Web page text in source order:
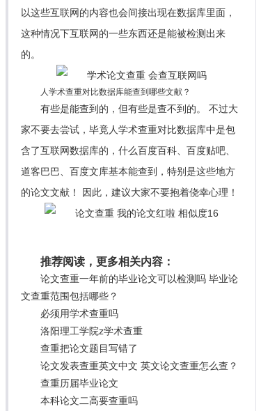
以这些互联网的内容也会间接出现在数据库里面，
这种情况下互联网的一些东西还是能被检测出来
的。
人学术查重对比数据库能查到哪些文献？
有些是能查到的，但有些是查不到的。 不过大
家不要去尝试，毕竟人学术查重对比数据库中是包
含了互联网数据库的，什么百度百科、百度贴吧、
道客巴巴、百度文库基本能查到，特别是这些地方
的论文文献！ 因此，建议大家不要抱着侥幸心理！
推荐阅读，更多相关内容：
论文查重一年前的毕业论文可以检测吗 毕业论
文查重范围包括哪些？
必须用学术查重吗
洛阳理工学院z学术查重
查重把论文题目写错了
论文发表查重英文中文 英文论文查重怎么查？
查重历届毕业论文
本科论文二高要查重吗